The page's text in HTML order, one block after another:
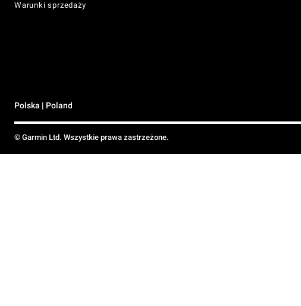
Warunki sprzedaży
Polska | Poland
© Garmin Ltd. Wszystkie prawa zastrzeżone.